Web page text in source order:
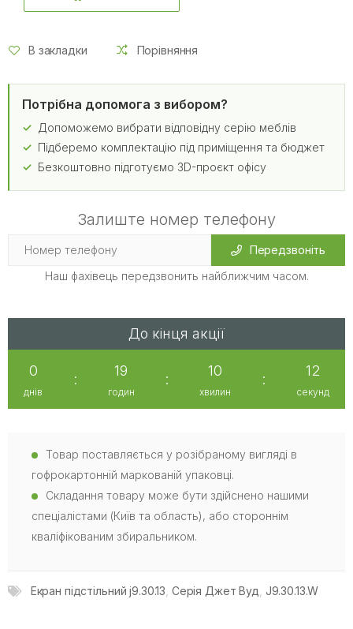
В закладки Порівняння
Потрібна допомога з вибором?
Допоможемо вибрати відповідну серію меблів
Підберемо комплектацію під приміщення та бюджет
Безкоштовно підготуємо 3D-проєкт офісу
Залиште номер телефону
Передзвоніть
Наш фахівець передзвонить найближчим часом.
До кінця акції
0
днів
:
19
годин
:
10
хвилин
:
11
секунд
Товар поставляється у розібраному вигляді в
гофрокартонній маркованій упаковці.
Складання товару може бути здійснено нашими
спеціалістами (Київ та область), або стороннім
кваліфікованим збиральником.
Екран підстільний j9.30.13 Серія Джет Вуд J9.30.13.W